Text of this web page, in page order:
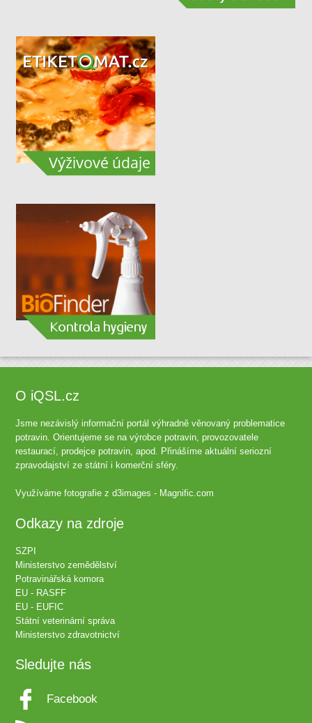
O iQSL.cz
Jsme nezávislý informační portál výhradně věnovaný problematice
potravin. Orientujeme se na výrobce potravin, provozovatele
restaurací, prodejce potravin, apod. Přinášíme aktuální seriozní
zpravodajství ze státní i komerční sféry.
Využíváme fotografie zd3images - Magnific.com
Odkazy na zdroje
SZPI
Ministerstvo zemědělství
Potravinářská komora
EU - RASFF
EU - EUFIC
Státní veterinární správa
Ministerstvo zdravotnictví
Sledujte nás
Facebook